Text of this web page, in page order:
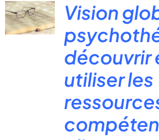
Vision
découvrir
utiliser les